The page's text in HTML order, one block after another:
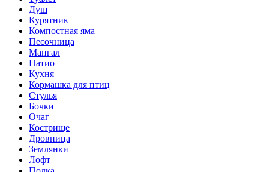
Душ
Курятник
Компостная яма
Песочница
Мангал
Патио
Кухня
Кормашка для птиц
Стулья
Бочки
Очаг
Кострище
Дровница
Землянки
Лофт